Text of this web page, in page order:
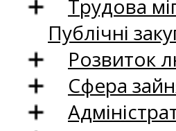
Трудова
Публічні
Розвиток
Сфера